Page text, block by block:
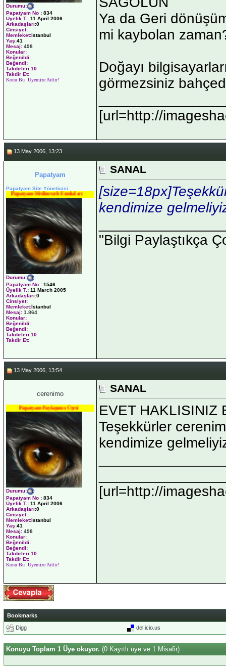
Durumu:
Papatyam No : 834
Üyelik T.: 11 April 2006
Arkadaşları:0
Cinsiyet:
Memleket:istanbul
Yaş:41
Mesaj: 498
Konular:
Beğenildi:
Beğendi:
Takdirleri:10
Takdir Et:
Konu Bu Üyemize Aittir!
Ya da Geri
mi kaybolan
Doğayı
görmezsiniz
[url=http://
13 May 2006, 13:23
Papatyam
Papatyam Site Yöneticisi
Papatyam Medineweb Emekdarı
Durumu:
Papatyam No : 1546
Üyelik T.: 11 March 2005
Arkadaşları:0
Cinsiyet:
Memleket:İstanbul
Mesaj: 1.864
Konular:
Beğenildi:
Beğendi:
Takdirleri:10
Takdir Et:
SANAL
kendimize
"Bilgi Paylaştıkça
13 May 2006, 13:54
cerenimo
Papatyam Paylaşımcı Üyesi
Durumu:
Papatyam No : 834
Üyelik T.: 11 April 2006
Arkadaşları:0
Cinsiyet:
Memleket:istanbul
Yaş:41
Mesaj: 498
Konular:
Beğenildi:
Beğendi:
Takdirleri:10
Takdir Et:
Konu Bu Üyemize Aittir!
SANAL
EVET HAKLISINIZ
Teşekkürler
kendimize
[url=http://
Bookmarks
Digg
del.icio.us
Konuyu Toplam 1 Üye okuyor. (0 Kayıtlı üye ve 1 Misafir)